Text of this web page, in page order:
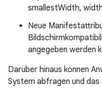
smallestWidth,
Neue
angegeben werden
Darüber hinaus können
System abfragen und das